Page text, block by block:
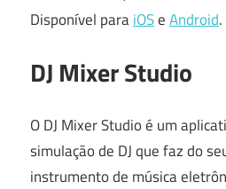
Disponível paraiOSeAndroid.
DJ Mixer Studio
O DJ Mixer Studio é um
simulação de DJ que faz do
instrumento de música